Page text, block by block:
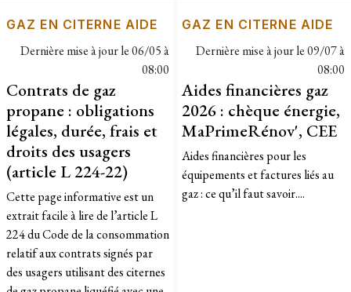
GAZ EN CITERNE AIDE
Dernière mise à jour le06/05 à
08:00
Contrats de gaz
propane : obligations
légales, durée, frais et
droits des usagers
(article L 224-22)
Cette page informative est un
extrait facile à lire de l’article L
224 du Code de la consommation
relatif aux contrats signés par
des usagers utilisant des citernes
GAZ EN CITERNE AIDE
Dernière mise à jour le09/07 à
08:00
Aides financières gaz
2026 : chèque énergie,
MaPrimeRénov', CEE
Aides financières pour les
équipements et factures liés au
gaz : ce qu’il faut savoir....